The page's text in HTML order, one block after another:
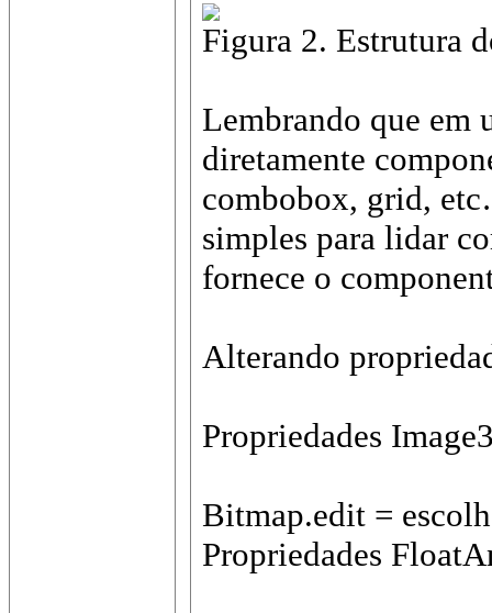
Figura 2. Estrutura
Lembrando que em
diretamente
combobox, grid,
simples para lidar
fornece o
Alterando
Propriedades
Bitmap.edit =
Propriedades